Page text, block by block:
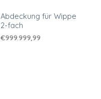
Abdeckung für Wippe
2-fach
€999.999,99